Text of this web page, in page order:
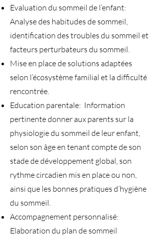
Evaluation du sommeil de l’enfant:
Analyse des habitudes de sommeil,
identification des troubles du sommeil et
facteurs perturbateurs du sommeil.
Mise en place de solutions adaptées
selon l’écosystème familial et la difficulté
rencontrée.
Education parentale: Information
pertinente donner aux parents sur la
physiologie du sommeil de leur enfant,
selon son âge en tenant compte de son
stade de développement global, son
rythme circadien mis en place ou non,
ainsi que les bonnes pratiques d’hygiène
du sommeil.
Accompagnement personnalisé:
Elaboration du plan de sommeil